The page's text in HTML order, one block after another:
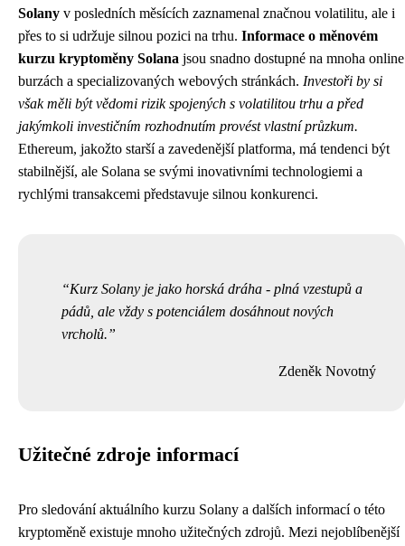
Solany v posledních měsících zaznamenal značnou volatilitu, ale i
přes to si udržuje silnou pozici na trhu. Informace o měnovém
kurzu kryptoměny Solana jsou snadno dostupné na mnoha online
burzách a specializovaných webových stránkách. Investoři by si
však měli být vědomi rizik spojených s volatilitou trhu a před
jakýmkoli investičním rozhodnutím provést vlastní průzkum.
Ethereum, jakožto starší a zavedenější platforma, má tendenci být
stabilnější, ale Solana se svými inovativními technologiemi a
rychlými transakcemi představuje silnou konkurenci.
Kurz Solany je jako horská dráha - plná vzestupů a
pádů, ale vždy s potenciálem dosáhnout nových
vrcholů.
Zdeněk Novotný
Užitečné zdroje informací
Pro sledování aktuálního kurzu Solany a dalších informací o této
kryptoměně existuje mnoho užitečných zdrojů. Mezi nejoblíbenější